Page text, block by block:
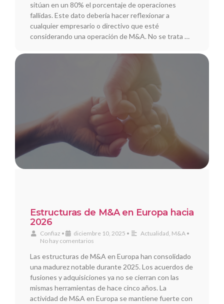
sitúan en un 80% el porcentaje de operaciones
fallidas. Este dato debería hacer reflexionar a
cualquier empresario o directivo que esté
considerando una operación de M&A. No se trata …
Estructuras de M&A en Europa hacia
2026
Confiaz • diciembre 10, 2025 • Actualidad, M&A •
No hay comentarios
Las estructuras de M&A en Europa han consolidado
una madurez notable durante 2025. Los acuerdos de
fusiones y adquisiciones ya no se cierran con las
mismas herramientas de hace cinco años. La
actividad de M&A en Europa se mantiene fuerte con